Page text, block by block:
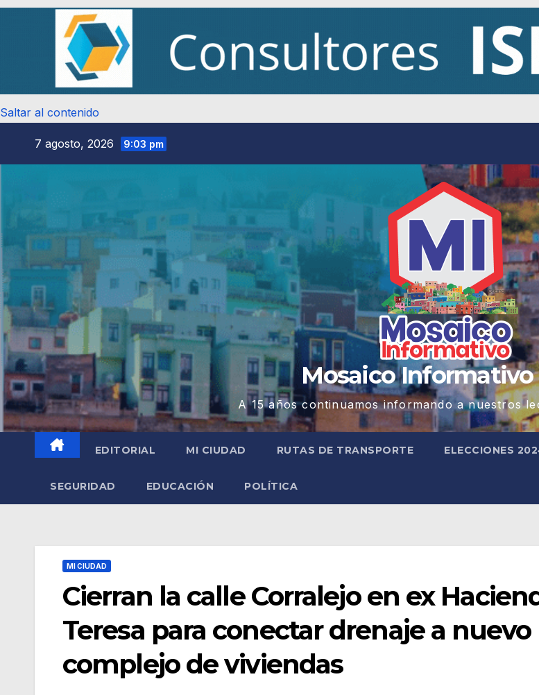
Saltar al contenido
7 agosto, 2026 9:03 pm
Mosaico
A 15 años continuamos informando a nuestros
EDITORIAL MI CIUDAD RUTAS DE TRANSPORTE ELECCIONES
SEGURIDAD EDUCACIÓN POLÍTICA
MI CIUDAD
Cierran la calle Corralejo en ex
Teresa para conectar drenaje a nuevo
complejo de viviendas